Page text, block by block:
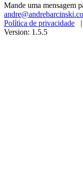
Mande uma mensagem
Política de privacidade
Version: 1.5.5